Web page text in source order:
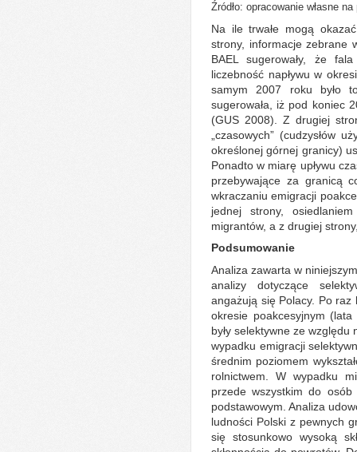
Źródło: opracowanie własne
Na ile trwałe mogą
strony, informacje zebrane
BAEL sugerowały, że
liczebność napływu w
samym 2007 roku było
sugerowała, iż pod koniec
(GUS 2008). Z drugiej
„czasowych” (cudzysłów
określonej górnej granicy)
Ponadto w miarę upływu
przebywające za granicą
wkraczaniu emigracji
jednej strony,
migrantów, a z drugiej
Podsumowanie
Analiza zawarta w
analizy dotyczące
angażują się Polacy. Po raz
okresie poakcesyjnym
były selektywne ze
wypadku emigracji
średnim poziomem
rolnictwem. W wypadku
przede wszystkim do osób
podstawowym. Analiza
ludności Polski z pewnych
się stosunkowo wysoką